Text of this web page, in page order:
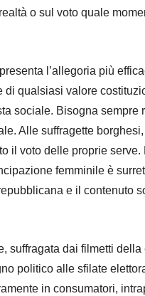
o sul voto quale
l’allegoria più
di qualsiasi valore
sociale. Bisogna sempre
Alle suffragette
il voto delle proprie serve.
femminile è
e il contenuto
suffragata dai filmetti della
politico alle sfilate
in consumatori,